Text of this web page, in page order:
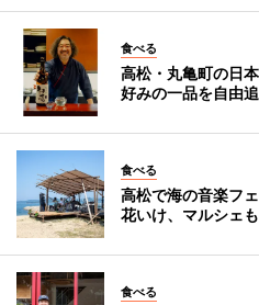
食べる
高松・丸亀町の日
好みの一品を自由
食べる
高松で海の音楽フ
花いけ、マルシェも
食べる